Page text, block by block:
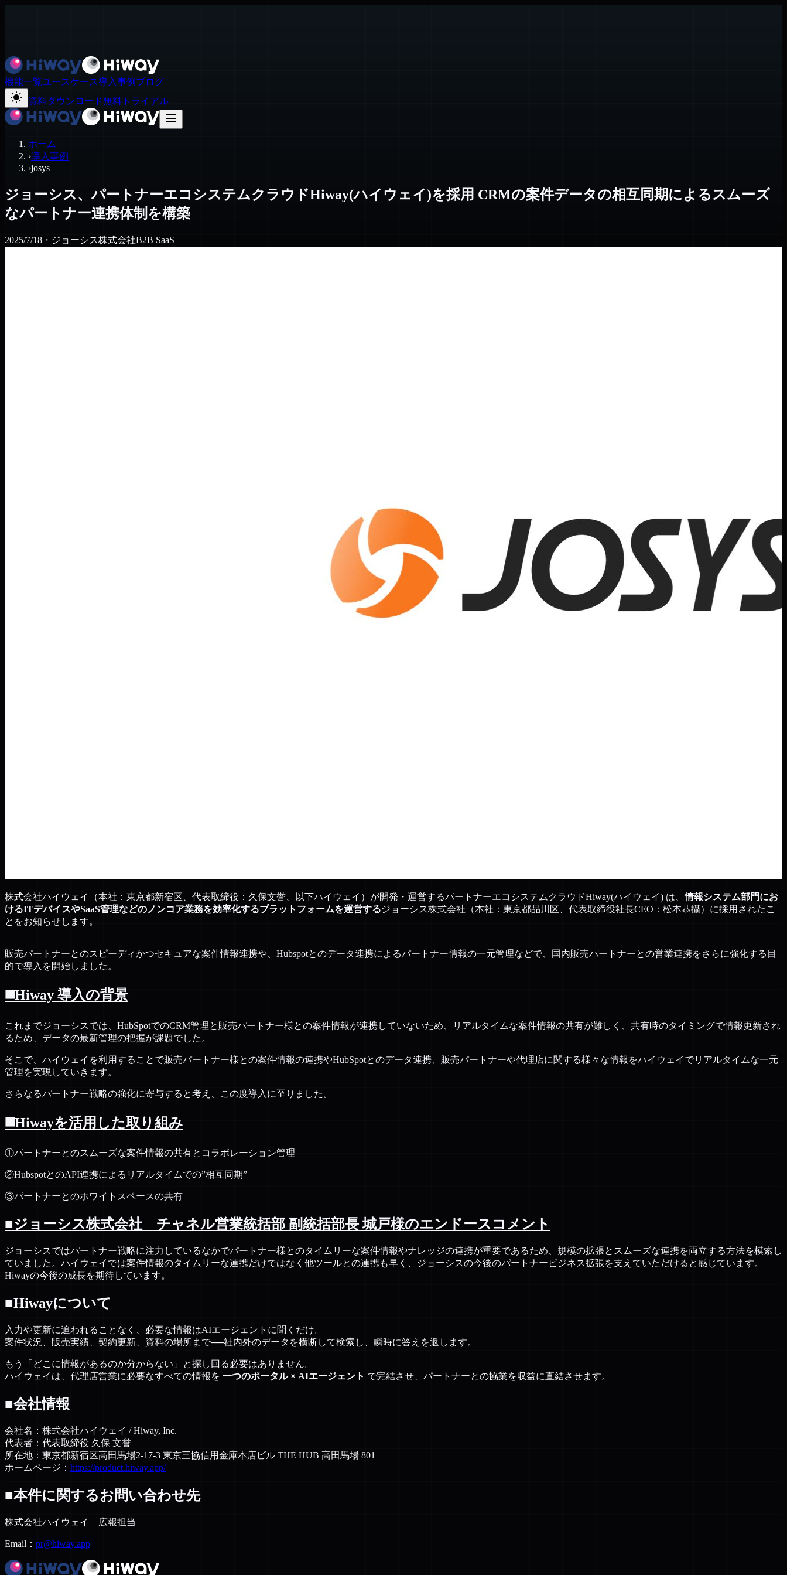
機能一覧ユースケース導入事例 ブログ
資料ダウンロード無料トライアル
ホーム
›導入事例
›josys
ジョーシス、パートナーエコシステムクラウドHiway(ハイウェイ)を採用 CRMの案件データの相互同期によるスムーズ
なパートナー連携体制を構築
2025/7/18 ・ ジョーシス株式会社B2B SaaS
株式会社ハイウェイ（本社：東京都新宿区、代表取締役：久保文誉、以下ハイウェイ）が開発・運営するパートナーエコシステムクラウドHiway(ハイウェイ) は、情報システム部門にお
けるITデバイスやSaaS管理などのノンコア業務を効率化するプラットフォームを運営するジョーシス株式会社（本社：東京都品川区、代表取締役社長CEO：松本恭攝）に採用されたこ
とをお知らせします。
販売パートナーとのスピーディかつセキュアな案件情報連携や、Hubspotとのデータ連携によるパートナー情報の一元管理などで、国内販売パートナーとの営業連携をさらに強化する目
的で導入を開始しました。
◼️Hiway 導入の背景
これまでジョーシスでは、HubSpotでのCRM管理と販売パートナー様との案件情報が連携していないため、リアルタイムな案件情報の共有が難しく、共有時のタイミングで情報更新され
るため、データの最新管理の把握が課題でした。
そこで、ハイウェイを利用することで販売パートナー様との案件情報の連携やHubSpotとのデータ連携、販売パートナーや代理店に関する様々な情報をハイウェイでリアルタイムな一元
管理を実現していきます。
さらなるパートナー戦略の強化に寄与すると考え、この度導入に至りました。
◼️Hiwayを活用した取り組み
①パートナーとのスムーズな案件情報の共有とコラボレーション管理
②HubspotとのAPI連携によるリアルタイムでの”相互同期”
③パートナーとのホワイトスペースの共有
■ジョーシス株式会社 チャネル営業統括部 副統括部長 城戸様のエンドースコメント
ジョーシスではパートナー戦略に注力しているなかでパートナー様とのタイムリーな案件情報やナレッジの連携が重要であるため、規模の拡張とスムーズな連携を両立する方法を模索し
ていました。ハイウェイでは案件情報のタイムリーな連携だけではなく他ツールとの連携も早く、ジョーシスの今後のパートナービジネス拡張を支えていただけると感じています。
Hiwayの今後の成長を期待しています。
■Hiwayについて
入力や更新に追われることなく、必要な情報はAIエージェントに聞くだけ。
案件状況、販売実績、契約更新、資料の場所まで──社内外のデータを横断して検索し、瞬時に答えを返します。
もう「どこに情報があるのか分からない」と探し回る必要はありません。
ハイウェイは、代理店営業に必要なすべての情報を 一つのポータル × AIエージェント で完結させ、パートナーとの協業を収益に直結させます。
■会社情報
会社名：株式会社ハイウェイ / Hiway, Inc.
代表者：代表取締役 久保 文誉
所在地：東京都新宿区高田馬場2-17-3 東京三協信用金庫本店ビル THE HUB 高田馬場 801
ホームページ： https://product.hiway.app/
■本件に関するお問い合わせ先
株式会社ハイウェイ 広報担当
Email： pr@hiway.app